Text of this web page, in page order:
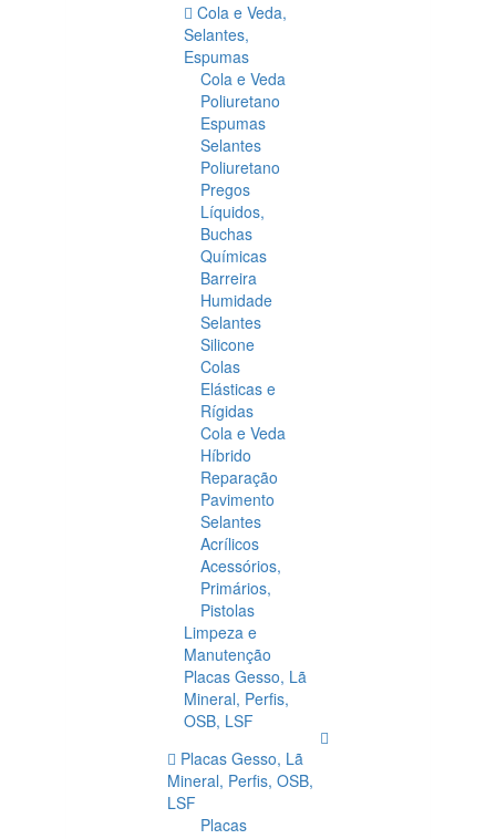
Cola e Veda,
Selantes,
Espumas
Cola e Veda
Poliuretano
Espumas
Selantes
Poliuretano
Pregos
Líquidos,
Buchas
Químicas
Barreira
Humidade
Selantes
Silicone
Colas
Elásticas e
Rígidas
Cola e Veda
Híbrido
Reparação
Pavimento
Selantes
Acrílicos
Acessórios,
Primários,
Pistolas
Limpeza e
Manutenção
Placas Gesso, Lã
Mineral, Perfis,
OSB, LSF
Placas Gesso, Lã
Mineral, Perfis, OSB,
LSF
Placas